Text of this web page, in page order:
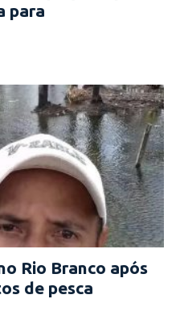
para
Rio Branco após
de pesca